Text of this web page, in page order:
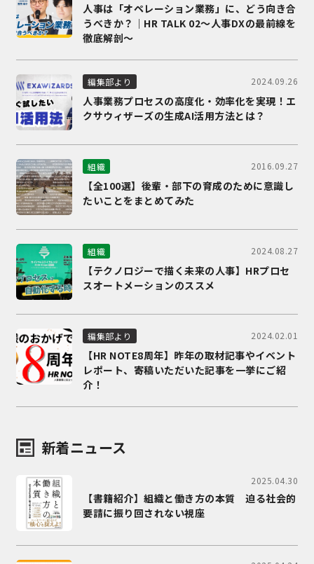
人事は「オペレーション業務」に、どう向き合
うべきか？｜HR TALK 02～人事DXの最前線を
徹底解剖～
編集部より 2024.09.26
人事業務プロセスの高度化・効率化を実現！エ
クサウィザーズの生成AI活用方法とは？
組織 2016.09.27
【全100選】後輩・部下の育成のために意識し
たいことをまとめてみた
組織 2024.08.27
【テクノロジーで描く未来の人事】HRプロセ
スオートメーションのススメ
編集部より 2024.02.01
【HR NOTE8周年】昨年の取材記事やイベント
レポート、寄稿いただいた記事を一挙にご紹
介！
新着ニュース
2025.04.30
【書籍紹介】組織と働き方の本質 迫る社会的
要請に振り回されない視座